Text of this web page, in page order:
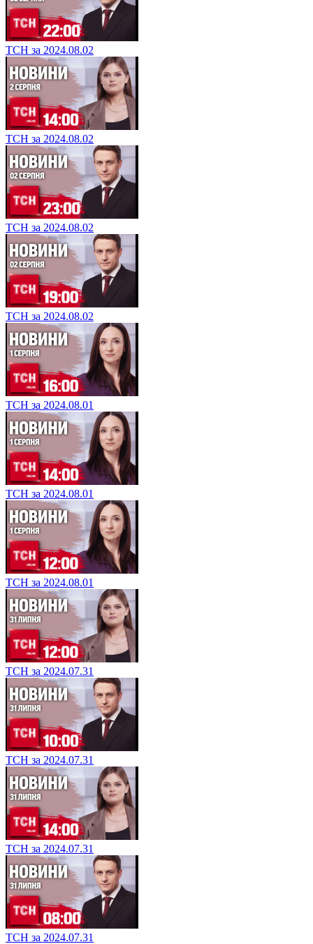
ТСН за 2024.08.02
ТСН за 2024.08.02
ТСН за 2024.08.02
ТСН за 2024.08.02
ТСН за 2024.08.01
ТСН за 2024.08.01
ТСН за 2024.08.01
ТСН за 2024.07.31
ТСН за 2024.07.31
ТСН за 2024.07.31
ТСН за 2024.07.31